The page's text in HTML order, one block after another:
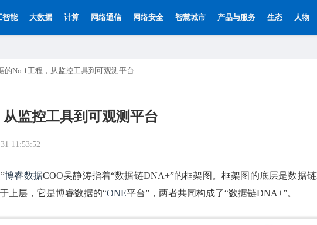
智能 大数据 计算 网络通信 网络安全 智慧城市 产品与服务 生态 人物
的No.1工程，从监控工具到可观测平台
监控工具到可观测平台
11:53:52
博睿数据COO吴静涛指着“数据链DNA+”的框架图。框架图的底层是数据
上层，它是博睿数据的“ONE平台”，两者共同构成了“数据链DNA+”。